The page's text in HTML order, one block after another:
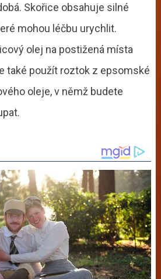
Skořice obsahuje silné
mohou léčbu urychlit.
olej na postižená místa
také použít roztok z epsomské
oleje, v němž budete